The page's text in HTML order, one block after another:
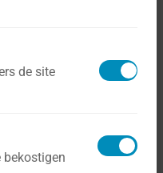
de site
bekostigen